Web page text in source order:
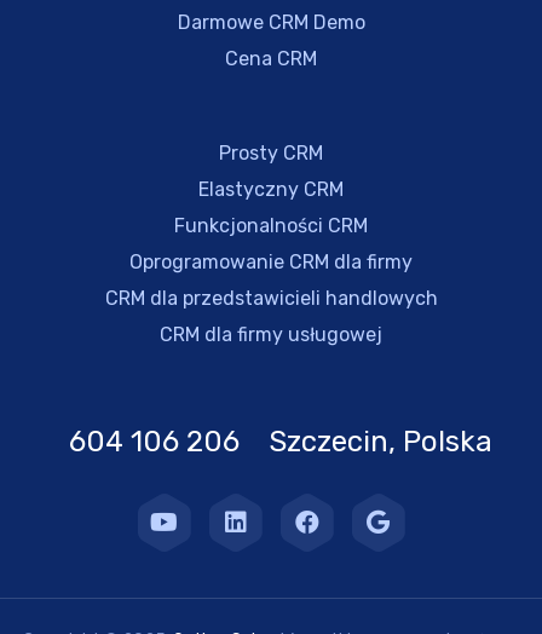
Darmowe CRM Demo
Cena CRM
Prosty CRM
Elastyczny CRM
Funkcjonalności CRM
Oprogramowanie CRM dla firmy
CRM dla przedstawicieli handlowych
CRM dla firmy usługowej
604 106 206 Szczecin, Polska